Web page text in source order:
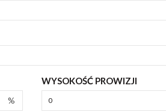
%
WYSOKOŚĆ PROWIZJI